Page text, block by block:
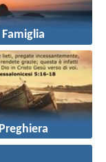
Famiglia
Preghiera